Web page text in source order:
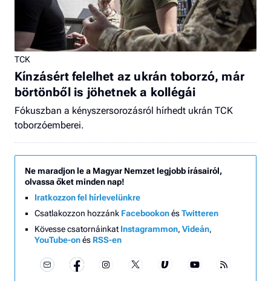
TCK
Kínzásért felelhet az ukrán toborzó, már
börtönből is jöhetnek a kollégái
Fókuszban a kényszersorozásról hírhedt ukrán TCK
toborzóemberei.
Ne maradjon le a Magyar Nemzet legjobb írásairól,
olvassa őket minden nap!
Iratkozzon fel hírlevelünkre
Csatlakozzon hozzánk FacebookonésTwitteren
Kövesse csatornáinkat Instagrammon, Videán,
YouTube-onés RSS-en